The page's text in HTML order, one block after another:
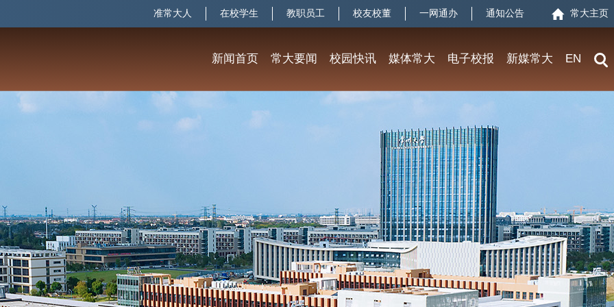
准常大人 在校学生 教职员工 校友校董 一网通办 通知公告 常大主页
新闻首页 常大要闻 校园快讯 媒体常大 电子校报 新媒常大 EN